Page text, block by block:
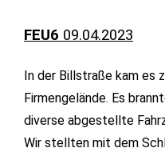
FEU6 09.04.2023
In der Billstraße kam es
Firmengelände. Es
diverse abgestellte
Wir stellten mit dem